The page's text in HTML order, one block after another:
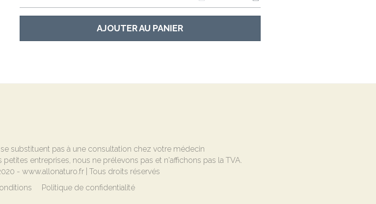
AJOUTER AU PANIER
substituent pas à une consultation chez votre médecin
petites entreprises, nous ne prélevons pas et n'affichons pas la TVA.
- www.allonaturo.fr | Tous droits réservés
Politique de confidentialité